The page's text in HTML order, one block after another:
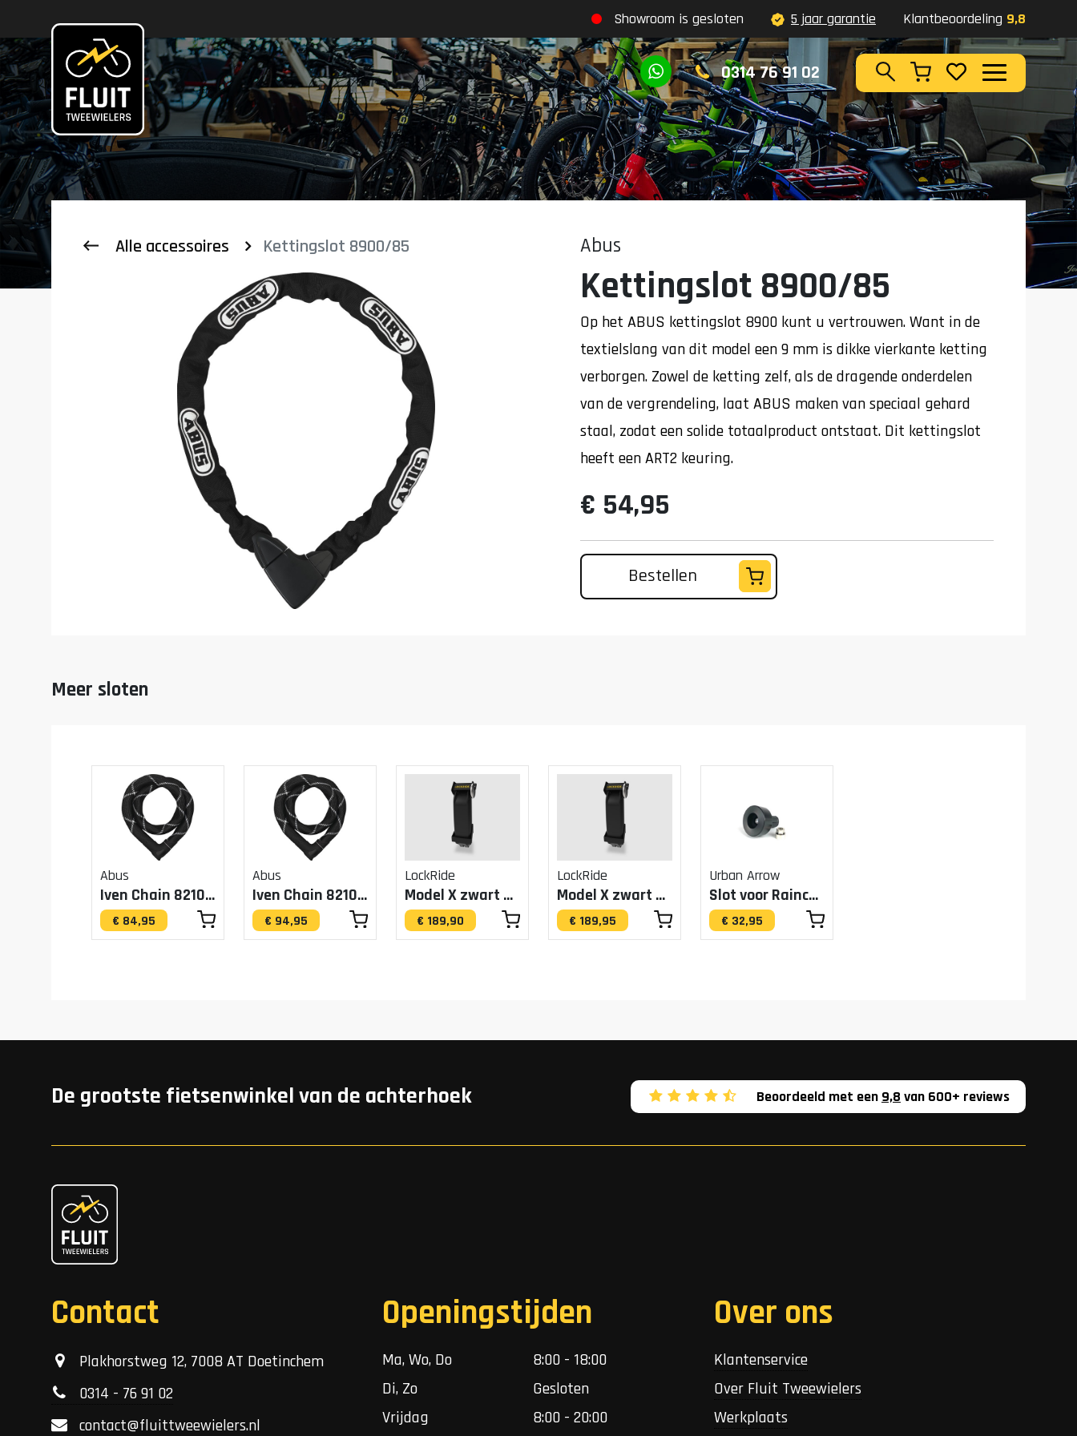
Zoeken
Zoeken
Showroom is gesloten 5 jaar garantie Klantbeoordeling 9,8
0314 76 91 02
Alle accessoires Kettingslot 8900/85 Abus
Kettingslot 8900/85
Op het ABUS kettingslot 8900 kunt u vertrouwen. Want in de
textielslang van dit model een 9 mm is dikke vierkante ketting
verborgen. Zowel de ketting zelf, als de dragende onderdelen
van de vergrendeling, laat ABUS maken van speciaal gehard
staal, zodat een solide totaalproduct ontstaat. Dit kettingslot
heeft een ART2 keuring.
€ 54,95
Bestellen
Meer sloten
Abus
Iven Chain 8210/110
€ 84,95
Abus
Iven Chain 8210/140
€ 94,95
LockRide
Model X zwart BES2 (LockRide)
€ 189,90
LockRide
Model X zwart BES3 545Wh (LockRide)
€ 189,95
Urban Arrow
Slot voor Raincover
€ 32,95
De grootste fietsenwinkel van de achterhoek Beoordeeld met een 9,8 van 600+ reviews
Contact
Plakhorstweg 12, 7008 AT Doetinchem
0314 - 76 91 02
contact@fluittweewielers.nl
Openingstijden
Ma, Wo, Do
8:00 - 18:00
Di, Zo
Gesloten
Vrijdag
8:00 - 20:00
Over ons
Klantenservice
Over Fluit Tweewielers
Werkplaats